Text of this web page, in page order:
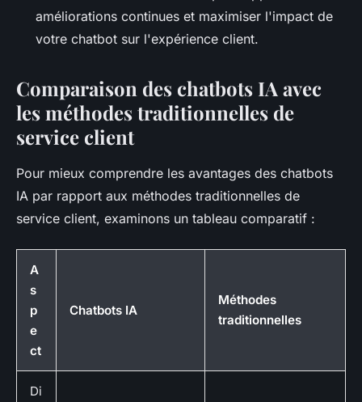
améliorations continues et maximiser l'impact de
votre chatbot sur l'expérience client.
Comparaison des chatbots IA avec
les méthodes traditionnelles de
service client
Pour mieux comprendre les avantages des chatbots
IA par rapport aux méthodes traditionnelles de
service client, examinons un tableau comparatif :
A
s
p
e
ct
Chatbots IA
Méthodes
traditionnelles
Di